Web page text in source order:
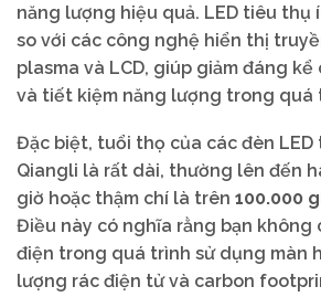
năng lượng hiệu quả. LED tiêu thụ
so với các công nghệ hiển thị
plasma và LCD, giúp giảm đáng kể
và tiết kiệm năng lượng trong quá
Đặc biệt, tuổi thọ của các đèn LED
Qiangli là rất dài, thường lên đến
giờ hoặc thậm chí là trên 100.000
Điều này có nghĩa rằng bạn không
điện trong quá trình sử dụng màn
lượng rác điện tử và carbon